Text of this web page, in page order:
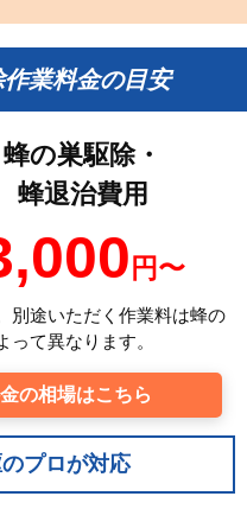
業料金の目安
蜂の巣駆除・
蜂退治費用
円〜
別途いただく作業料は蜂の
て異なります。
の相場はこちら
プロが対応